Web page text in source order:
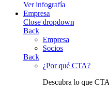
Ver infografía
Empresa
Close dropdown
Back
Empresa
Socios
Back
¿Por qué CTA?
Descubra lo que